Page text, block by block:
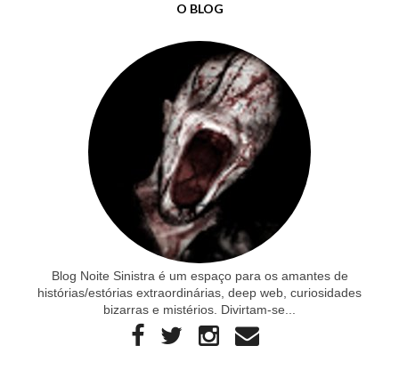
O BLOG
Blog Noite Sinistra é um espaço para os amantes de
histórias/estórias extraordinárias, deep web, curiosidades
bizarras e mistérios. Divirtam-se...